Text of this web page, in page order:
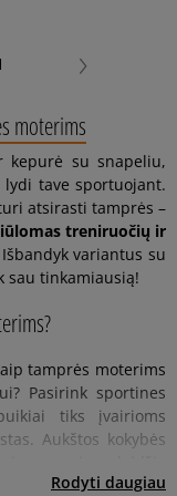
Rodyti daugiau
moterims
kepurė su snapeliu,
tave sportuojant.
atsirasti tamprės –
treniruočių ir
Išbandyk variantus su
sau tinkamiausią!
tamprės moterims
Pasirink sportines
tiks įvairioms
Aukštos kokybės
kokios turėtų
ar trumpos?
kurias gali dėvėti
tu tikrai nori, kad jos
atėjo laikas nuspręsti
iš kokios medžiagos
galbūt sporto klubo